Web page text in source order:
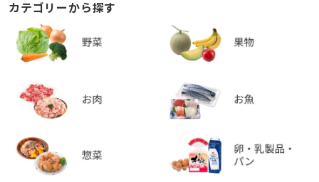
カテゴリーから探す